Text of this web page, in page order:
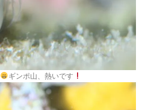
ギンポ山、熱いです